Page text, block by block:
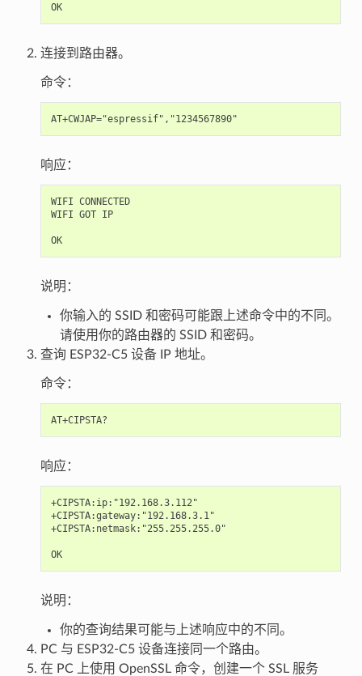
OK
连接到路由器。
命令：
响应：
WIFI CONNECTED
WIFI GOT IP
OK
说明：
你输入的 SSID 和密码可能跟上述命令中的不同。
请使用你的路由器的 SSID 和密码。
查询 ESP32-C5 设备 IP 地址。
命令：
响应：
+CIPSTA:ip:"192.168.3.112"
+CIPSTA:gateway:"192.168.3.1"
+CIPSTA:netmask:"255.255.255.0"
OK
说明：
你的查询结果可能与上述响应中的不同。
PC 与 ESP32-C5 设备连接同一个路由。
在 PC 上使用 OpenSSL 命令，创建一个 SSL 服务